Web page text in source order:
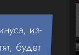
из-
будет